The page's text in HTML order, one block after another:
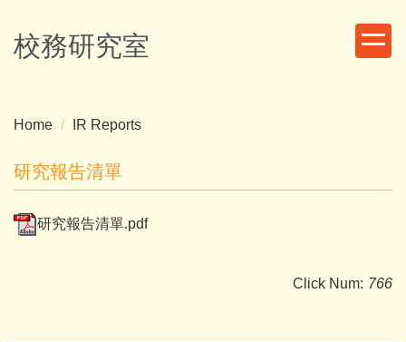
to
the
block
校務研究室
Home IR Reports
研究報告清單
研究報告清單.pdf
Click Num: 766